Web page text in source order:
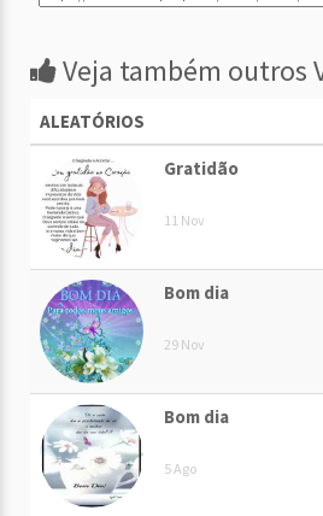
Veja também outros
ALEATÓRIOS
Gratidão
11 Nov
Bom dia
29 Nov
Bom dia
5 Ago